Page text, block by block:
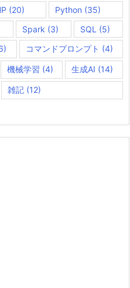
(20) Python (35)
Spark (3) SQL (5)
コマンドプロンプト (4)
機械学習 (4) 生成AI (14)
雑記(12)